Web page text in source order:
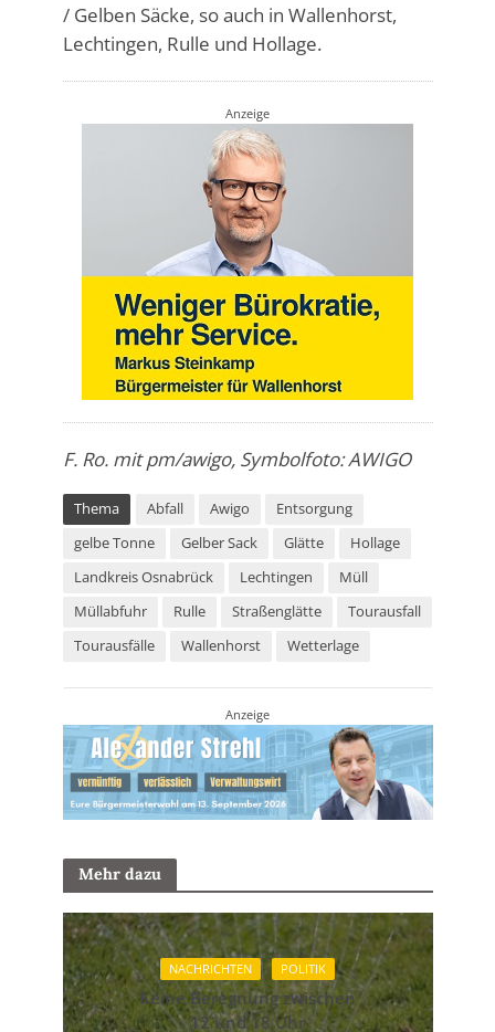
/ Gelben Säcke, so auch in Wallenhorst,
Lechtingen, Rulle und Hollage.
Anzeige
F. Ro. mit pm/awigo, Symbolfoto: AWIGO
Thema Abfall Awigo
Entsorgung
gelbe Tonne
Gelber Sack Glätte
Hollage
Landkreis Osnabrück
Lechtingen
Müll
Müllabfuhr
Rulle Straßenglätte
Tourausfall
Tourausfälle
Wallenhorst Wetterlage
Anzeige
Mehr dazu
NACHRICHTEN POLITIK
Keine Beregnung zwischen
12 und 18 Uhr